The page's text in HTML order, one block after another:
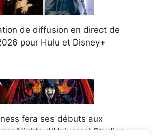
de diffusion en direct de
pour Hulu et Disney+
fera ses débuts aux
Nights d'Universal Studios